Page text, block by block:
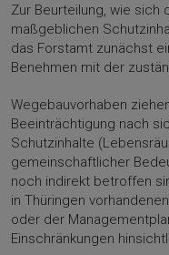
Zur Beurteilung, wie sich
maßgeblichen
das Forstamt zunächst
Benehmen mit der
Wegebauvorhaben
Beeinträchtigung nach
Schutzinhalte
gemeinschaftlicher
noch indirekt betroffen
in Thüringen
oder der
Einschränkungen